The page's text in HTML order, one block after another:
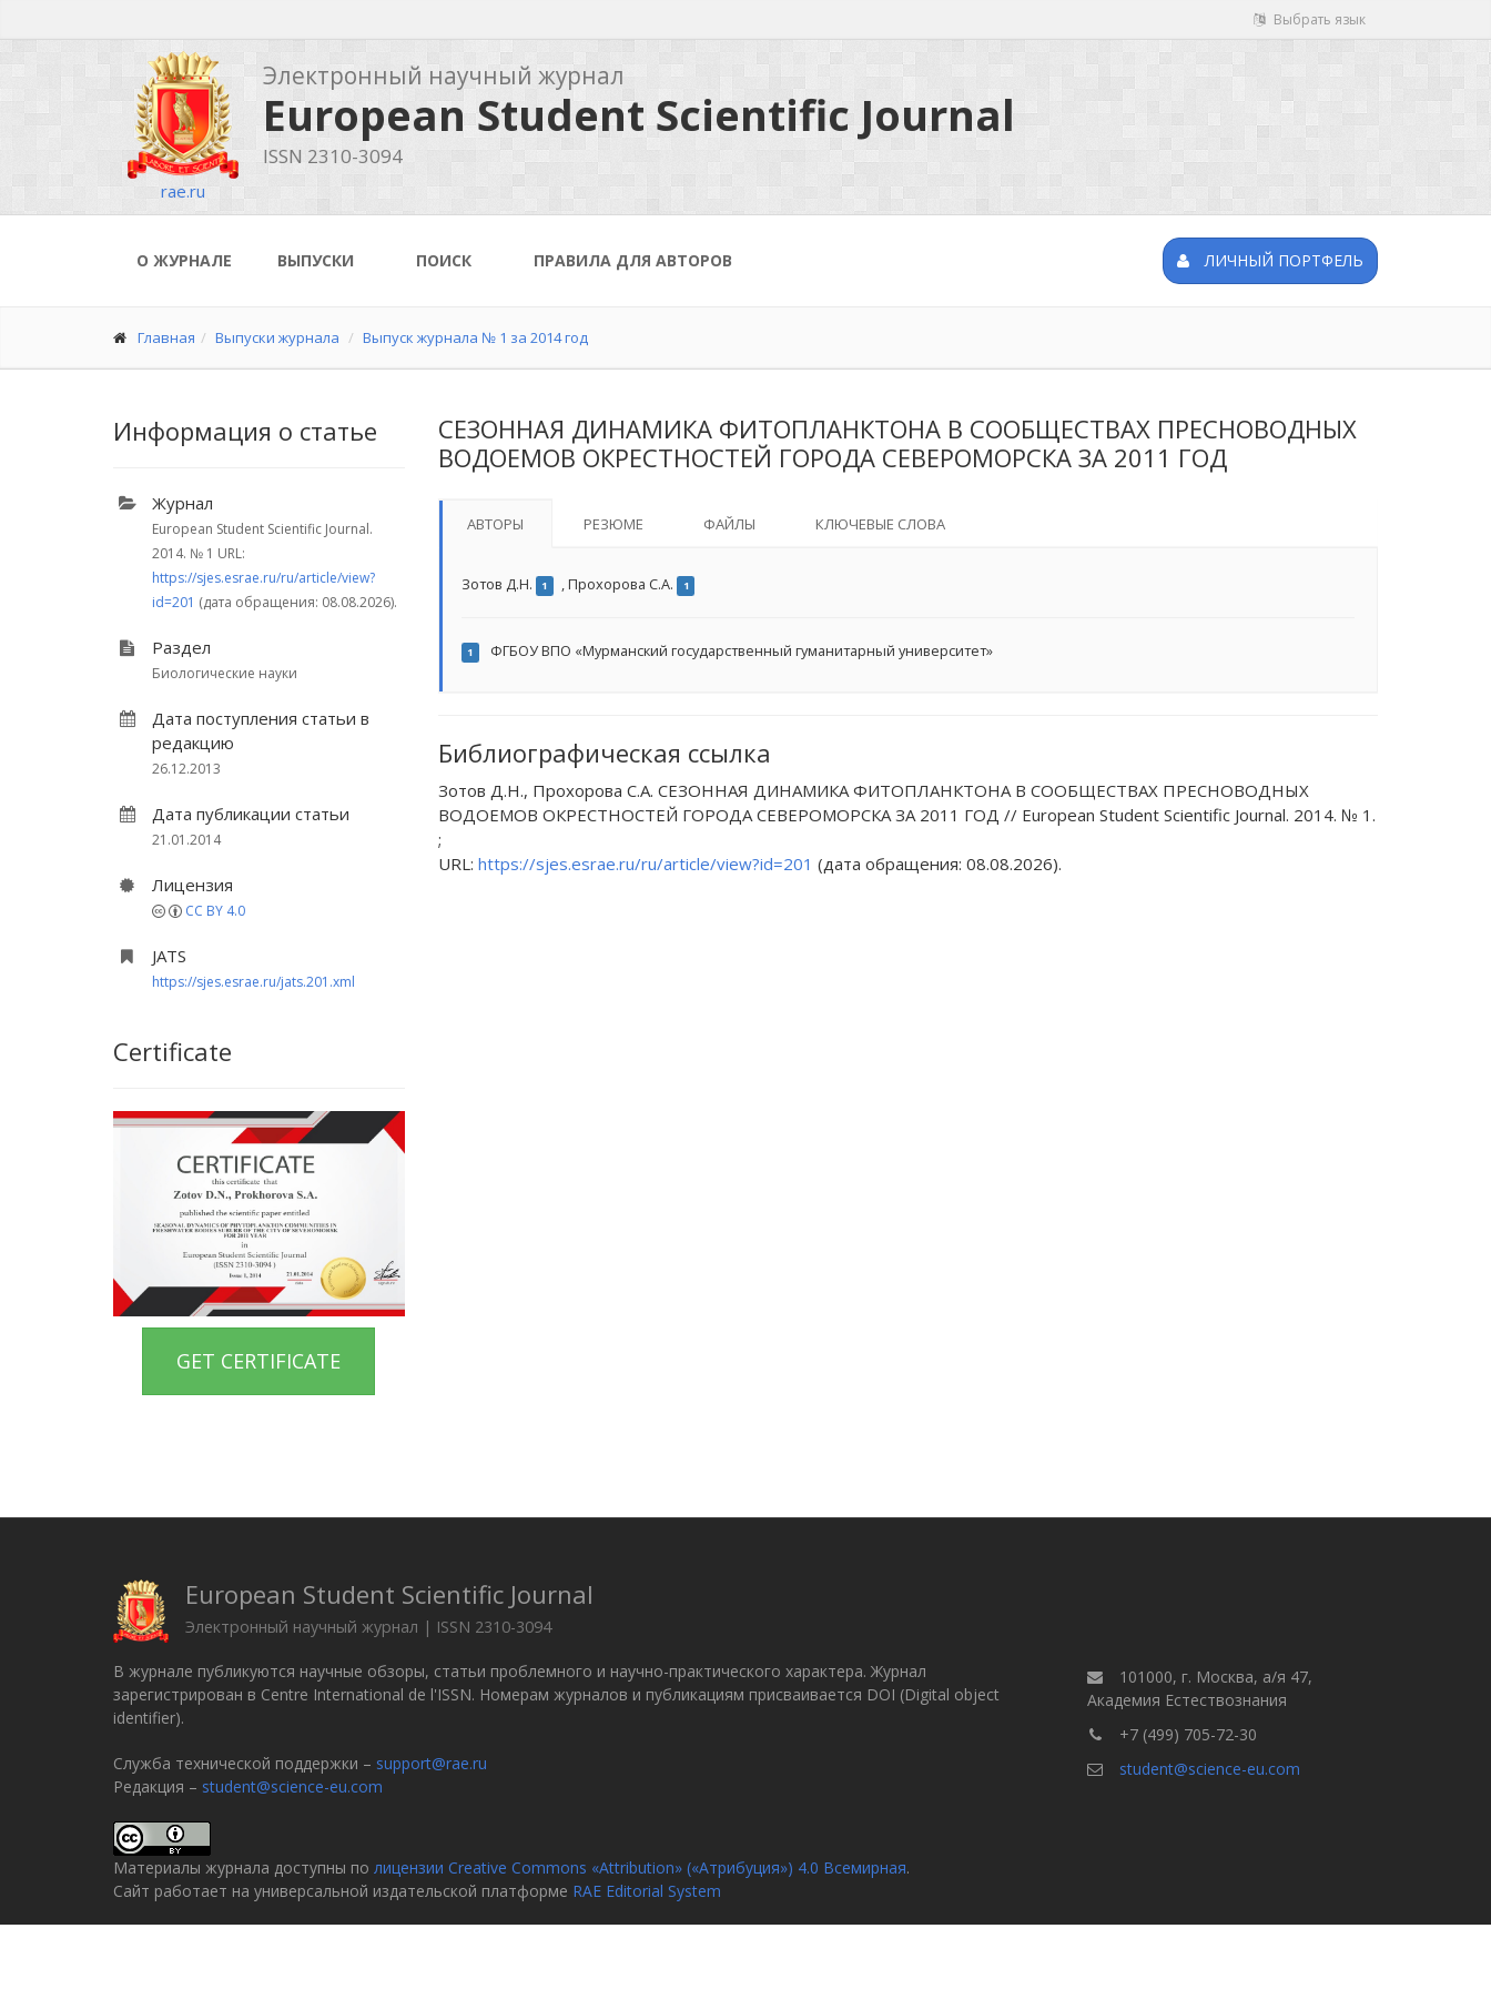
Выбрать язык
rae.ru
Электронный научный журнал
European Student Scientific Journal
ISSN 2310-3094
О ЖУРНАЛЕ ВЫПУСКИ ПОИСК ПРАВИЛА ДЛЯ АВТОРОВ ЛИЧНЫЙ ПОРТФЕЛЬ
Главная Выпуски журнала Выпуск журнала № 1 за 2014 год
Информация о статье
Журнал
European Student Scientific Journal.
2014. № 1 URL:
https://sjes.esrae.ru/ru/article/view?
id=201 (дата обращения: 08.08.2026).
Раздел
Биологические науки
Дата поступления статьи в
редакцию
26.12.2013
Дата публикации статьи
21.01.2014
Лицензия
CC BY 4.0
JATS
https://sjes.esrae.ru/jats.201.xml
Certificate
GET CERTIFICATE
СЕЗОННАЯ ДИНАМИКА ФИТОПЛАНКТОНА В СООБЩЕСТВАХ ПРЕСНОВОДНЫХ
ВОДОЕМОВ ОКРЕСТНОСТЕЙ ГОРОДА СЕВЕРОМОРСКА ЗА 2011 ГОД
АВТОРЫ РЕЗЮМЕ ФАЙЛЫ КЛЮЧЕВЫЕ СЛОВА
Зотов Д.Н. 1 ,Прохорова С.А. 1
1 ФГБОУ ВПО «Мурманский государственный гуманитарный университет»
Библиографическая ссылка
Зотов Д.Н., Прохорова С.А. СЕЗОННАЯ ДИНАМИКА ФИТОПЛАНКТОНА В СООБЩЕСТВАХ ПРЕСНОВОДНЫХ
ВОДОЕМОВ ОКРЕСТНОСТЕЙ ГОРОДА СЕВЕРОМОРСКА ЗА 2011 ГОД // European Student Scientific Journal. 2014. № 1.
;
URL: https://sjes.esrae.ru/ru/article/view?id=201 (дата обращения: 08.08.2026).
European Student Scientific Journal
Электронный научный журнал | ISSN 2310-3094
В журнале публикуются научные обзоры, статьи проблемного и научно-практического характера. Журнал
зарегистрирован в Centre International de l'ISSN. Номерам журналов и публикациям присваивается DOI (Digital object
identifier).
Служба технической поддержки – support@rae.ru
Редакция – student@science-eu.com
101000, г. Москва, а/я 47,
Академия Естествознания
+7 (499) 705-72-30
student@science-eu.com
Материалы журнала доступны по лицензии Creative Commons «Attribution» («Атрибуция») 4.0 Всемирная.
Сайт работает на универсальной издательской платформе RAE Editorial System